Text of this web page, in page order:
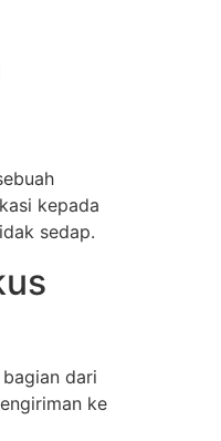
kepada
sedap.
dari
ke